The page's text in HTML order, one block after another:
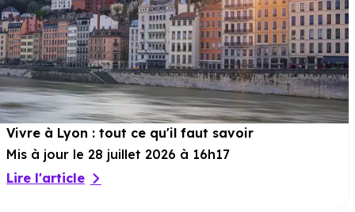
Vivre à Lyon : tout ce qu'il faut savoir
Mis à jour le 28 juillet 2026 à 16h17
Lire l'article